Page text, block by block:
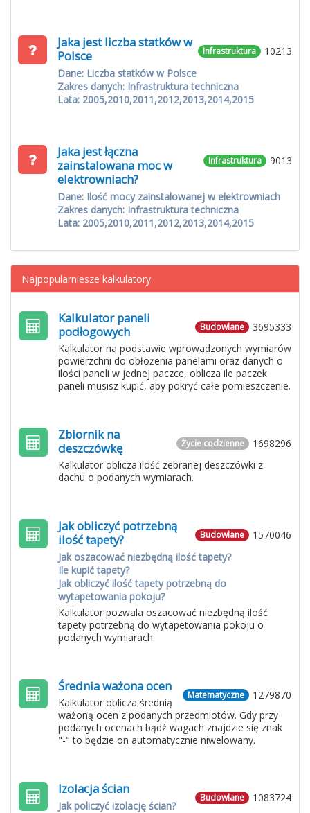
10213
Infrastruktura
Jaka jest liczba statków w
Polsce
Dane: Liczba statków w Polsce
Zakres danych: Infrastruktura techniczna
Lata: 2005,2010,2011,2012,2013,2014,2015
9013
Infrastruktura
Jaka jest łączna
zainstalowana moc w
elektrowniach?
Dane: Ilość mocy zainstalowanej w elektrowniach
Zakres danych: Infrastruktura techniczna
Lata: 2005,2010,2011,2012,2013,2014,2015
Najpopularniesze kalkulatory
3695333
Budowlane
Kalkulator paneli
podłogowych
Kalkulator na podstawie wprowadzonych wymiarów
powierzchni do obłożenia panelami oraz danych o
ilości paneli w jednej paczce, oblicza ile paczek
paneli musisz kupić, aby pokryć całe pomieszczenie.
1698296
Życie codzienne
Zbiornik na
deszczówkę
Kalkulator oblicza ilość zebranej deszczówki z
dachu o podanych wymiarach.
1570046
Budowlane
Jak obliczyć potrzebną
ilość tapety?
Jak oszacować niezbędną ilość tapety?
Ile kupić tapety?
Jak obliczyć ilość tapety potrzebną do
wytapetowania pokoju?
Kalkulator pozwala oszacować niezbędną ilość
tapety potrzebną do wytapetowania pokoju o
podanych wymiarach.
1279870
Matematyczne
Średnia ważona ocen
Kalkulator oblicza średnią
ważoną ocen z podanych przedmiotów. Gdy przy
podanych ocenach bądź wagach znajdzie się znak
"-" to będzie on automatycznie niwelowany.
1083724
Budowlane
Izolacja ścian
Jak policzyć izolację ścian?